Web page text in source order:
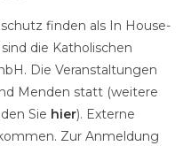
finden als In House-
die Katholischen
Die Veranstaltungen
Menden statt (weitere
Sie hier). Externe
Zur Anmeldung